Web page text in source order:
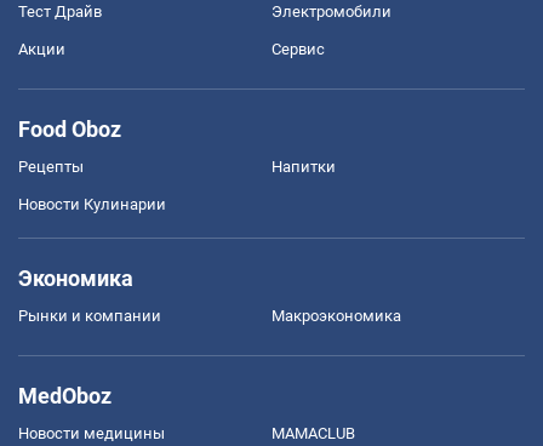
Тест Драйв Электромобили
Акции Сервис
Food Oboz
Рецепты Напитки
Новости Кулинарии
Экономика
Рынки и компании Mакроэкономика
MedOboz
Новости медицины MAMACLUB